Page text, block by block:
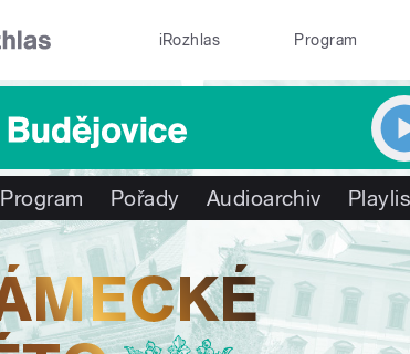
iRozhlas Program
Program Pořady Audioarchiv